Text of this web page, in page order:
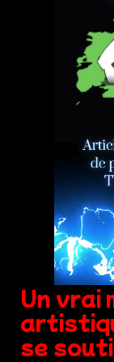
Un vrai
se